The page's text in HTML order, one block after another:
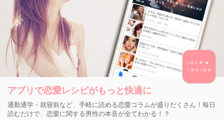
アプリで恋愛レシピがもっと快適に
通勤通学・就寝前など、手軽に読める恋愛コラムが盛りだくさん！毎日
読むだけで、恋愛に関する男性の本音が全てわかる！？